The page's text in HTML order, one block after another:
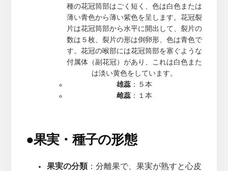
種の花冠筒部はごく短く、色は白色または
薄い青色から薄い紫色を呈します。花冠裂
片は花冠筒部から水平に開出して、裂片の
数は５枚、裂片の形は倒卵形、色は青色で
す。花冠の喉部には花冠筒部を塞ぐような
付属体（副花冠）があり、これは白色また
は淡い黄色をしています。
雄蕊 ：５本
雌蕊 ：１本
●果実・種子の形態
果実の分類 ：分離果で、果実が熟すと心皮